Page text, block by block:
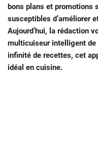
bons plans et promotions
susceptibles d’améliorer
Aujourd’hui, la rédaction
multicuiseur intelligent de
infinité de recettes, cet
idéal en cuisine.